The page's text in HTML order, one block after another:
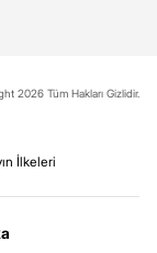
2026 Tüm Hakları Gizlidir.
İlkeleri